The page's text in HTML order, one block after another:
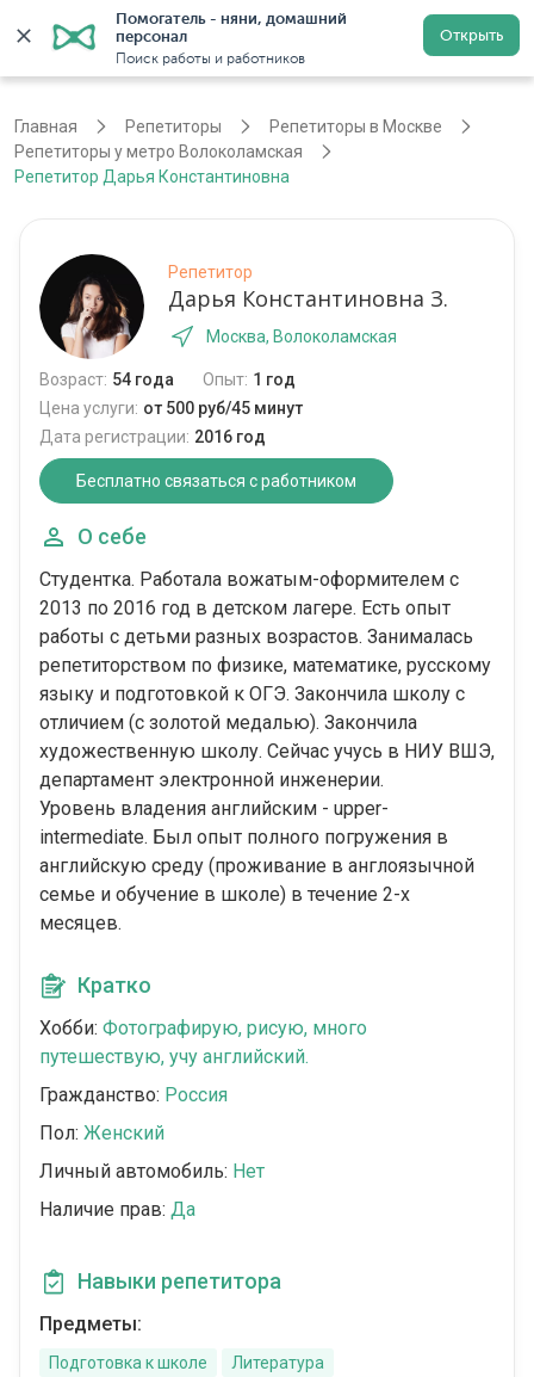
Помогатель - няни, домашний
персонал
Поиск работы и работников
Открыть
Регистрация
Главная Репетиторы
Репетиторы в Москве
Репетиторы у метро Волоколамская
Репетитор Дарья Константиновна
Репетитор
Дарья Константиновна З.
Москва, Волоколамская
Возраст: 54 года Опыт: 1 год
Цена услуги: от 500 руб/45 минут
Дата регистрации: 2016 год
Бесплатно связаться с работником
О себе
Студентка. Работала вожатым-оформителем с
2013 по 2016 год в детском лагере. Есть опыт
работы с детьми разных возрастов. Занималась
репетиторством по физике, математике, русскому
языку и подготовкой к ОГЭ. Закончила школу с
отличием (с золотой медалью). Закончила
художественную школу. Сейчас учусь в НИУ ВШЭ,
департамент электронной инженерии.
Уровень владения английским - upper-
intermediate. Был опыт полного погружения в
английскую среду (проживание в англоязычной
семье и обучение в школе) в течение 2-х
месяцев.
Кратко
Хобби: Фотографирую, рисую, много
путешествую, учу английский.
Гражданство: Россия
Пол: Женский
Личный автомобиль: Нет
Наличие прав: Да
Навыки репетитора
Предметы:
Подготовка к школе
Литература